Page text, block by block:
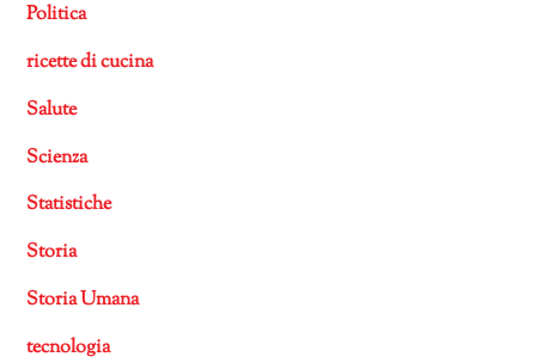
Politica
ricette di cucina
Salute
Scienza
Statistiche
Storia
Storia Umana
tecnologia